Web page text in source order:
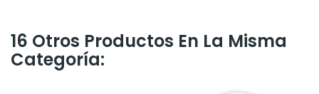
16 Otros Productos En La Misma
Categoría: